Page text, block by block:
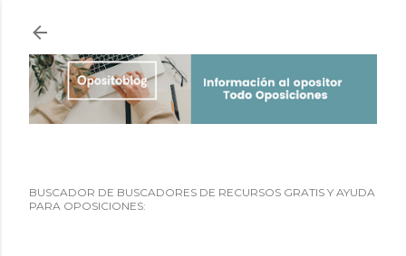
BUSCADOR DE BUSCADORES DE RECURSOS GRATIS Y AYUDA
PARA OPOSICIONES: